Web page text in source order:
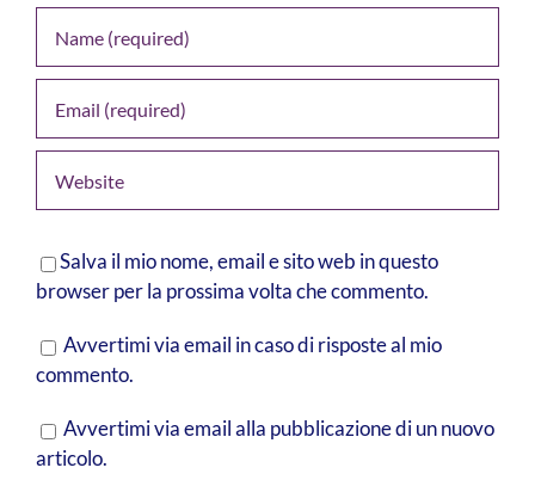
Salva il mio nome, email e sito web in questo
browser per la prossima volta che commento.
Avvertimi via email in caso di risposte al mio
commento.
Avvertimi via email alla pubblicazione di un nuovo
articolo.